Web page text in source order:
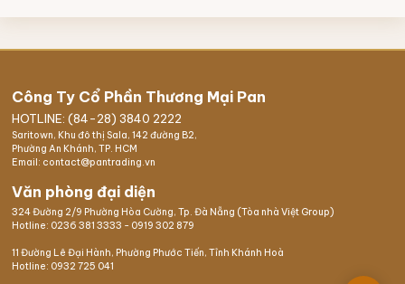
Công Ty Cổ Phần Thương Mại Pan
HOTLINE: (84-28) 3840 2222
Saritown, Khu đô thị Sala, 142 đường B2,
Phường An Khánh, TP. HCM
Email: contact@pantrading.vn
Văn phòng đại diện
324 Đường 2/9 Phường Hòa Cường, Tp. Đà Nẵng (Tòa nhà Việt Group)
Hotline: 0236 381 3333 - 0919 302 879
11 Đường Lê Đại Hành, Phường Phước Tiến, Tỉnh Khánh Hoà
Hotline: 0932 725 041